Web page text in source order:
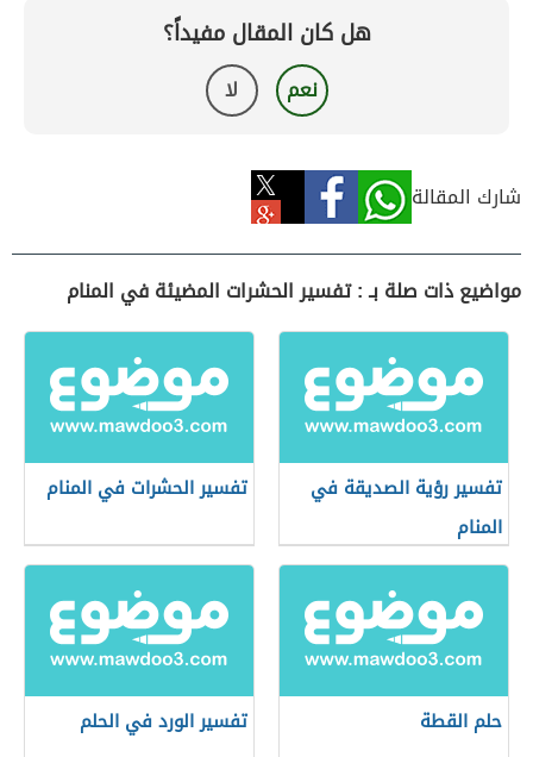
هل كان المقال مفيداً؟
نعم لا
شارك المقالة
مواضيع ذات صلة بـ : تفسير الحشرات المضيئة في المنام
تفسير رؤية الصديقة في
المنام
تفسير الحشرات في المنام
حلم القطة تفسير الورد في الحلم